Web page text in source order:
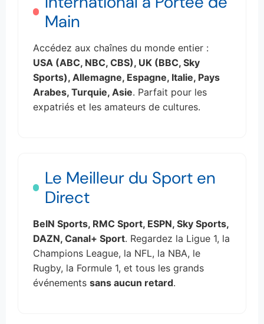
Main
Accédez aux chaînes du monde entier :
USA (ABC, NBC, CBS), UK (BBC, Sky
Sports), Allemagne, Espagne, Italie, Pays
Arabes, Turquie, Asie. Parfait pour les
expatriés et les amateurs de cultures.
Le Meilleur du Sport en
Direct
BeIN Sports, RMC Sport, ESPN, Sky Sports,
DAZN, Canal+ Sport. Regardez la Ligue 1, la
Champions League, la NFL, la NBA, le
Rugby, la Formule 1, et tous les grands
événements sans aucun retard.